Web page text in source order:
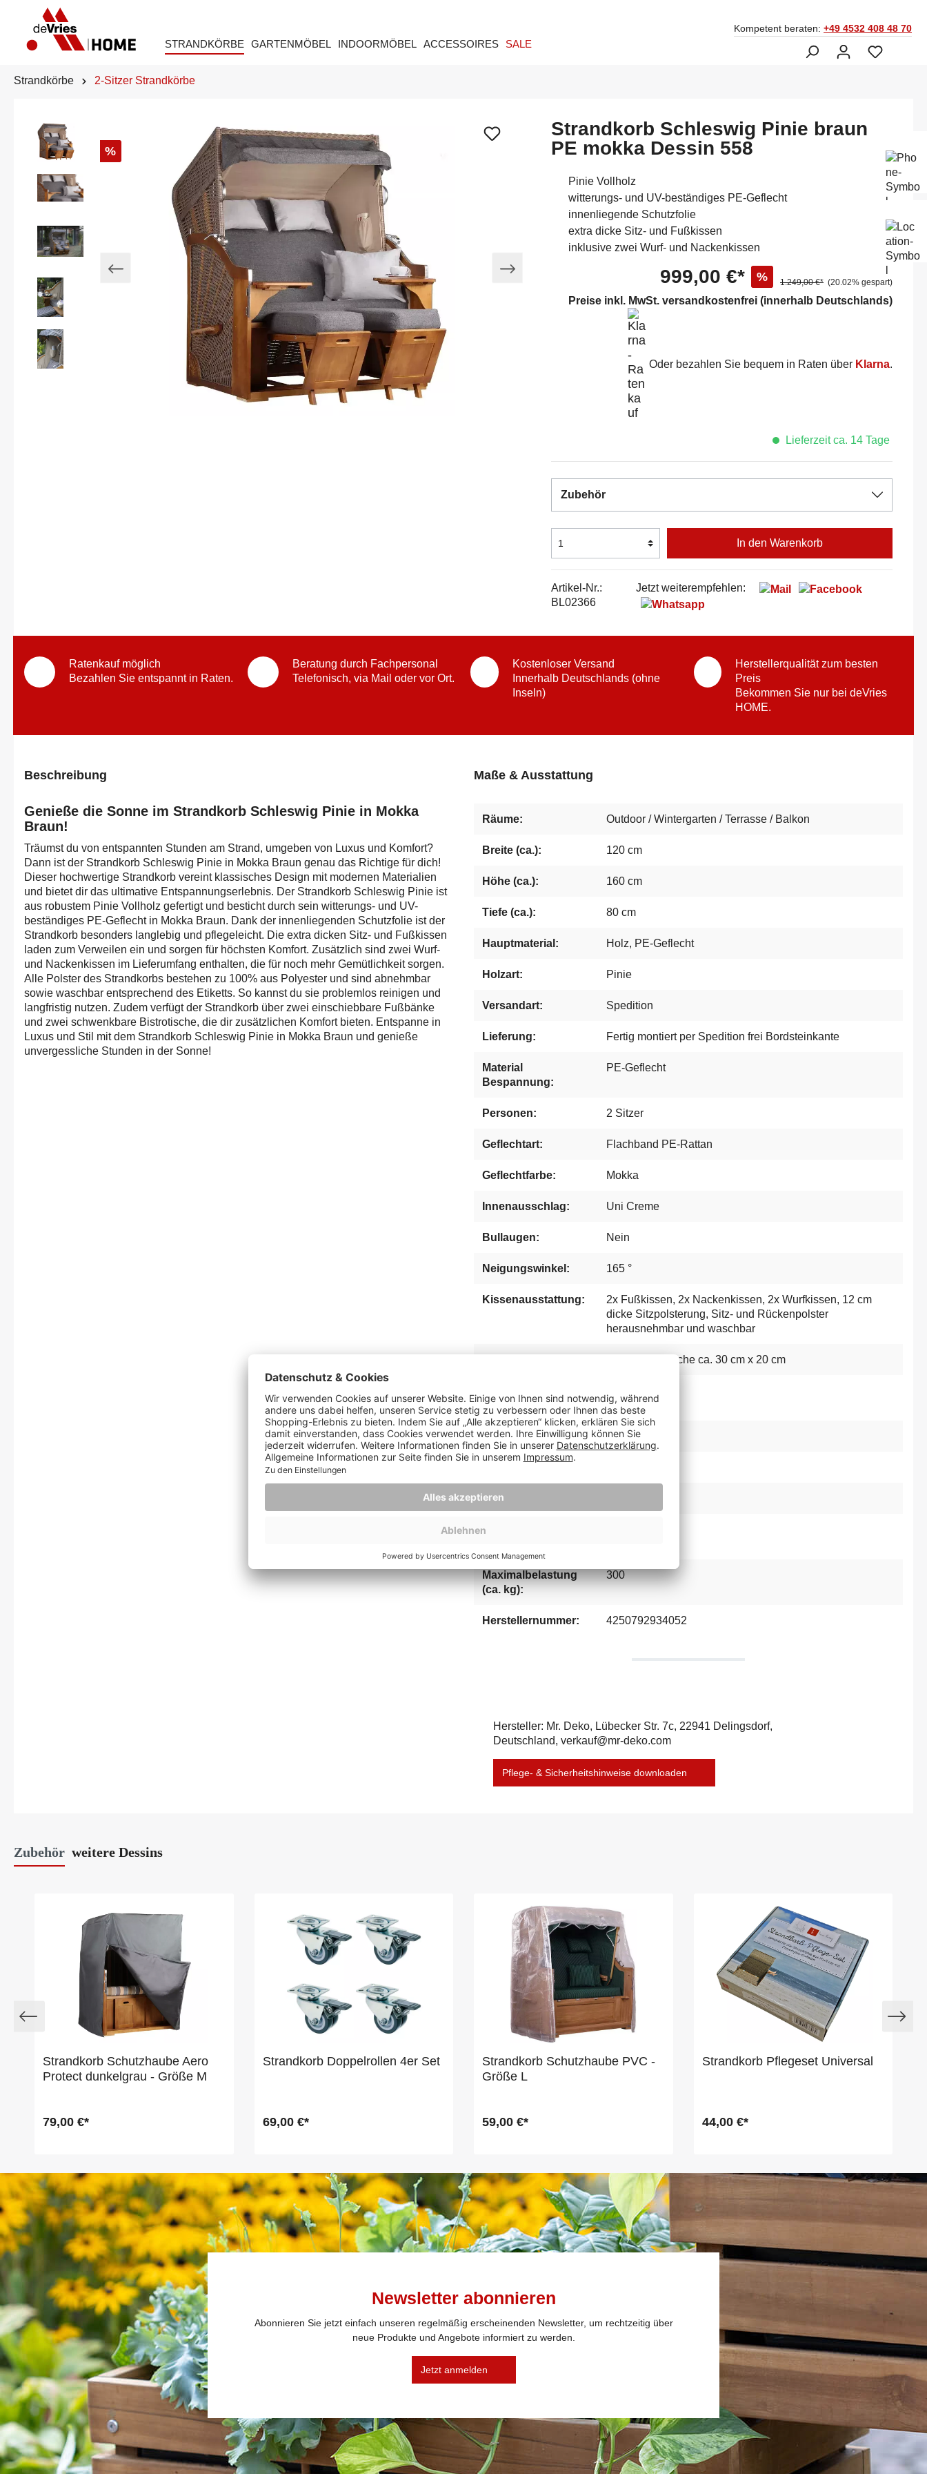
STRANDKÖRBE GARTENMÖBEL INDOORMÖBEL ACCESSOIRES SALE
Kompetent beraten: +49 4532 408 48 70
Strandkörbe 2-Sitzer Strandkörbe
%
Strandkorb Schleswig Pinie braun
PE mokka Dessin 558
Pinie Vollholz
witterungs- und UV-beständiges PE-Geflecht
innenliegende Schutzfolie
extra dicke Sitz- und Fußkissen
inklusive zwei Wurf- und Nackenkissen
999,00 €* % 1.249,00 €* (20.02% gespart)
Preise inkl. MwSt. versandkostenfrei (innerhalb Deutschlands)
Oder bezahlen Sie bequem in Raten über Klarna.
Lieferzeit ca. 14 Tage
Zubehör
In den Warenkorb
Artikel-Nr.:
BL02366
Jetzt weiterempfehlen:
Ratenkauf möglich
Bezahlen Sie entspannt in Raten.
Beratung durch Fachpersonal
Telefonisch, via Mail oder vor Ort.
Kostenloser Versand
Innerhalb Deutschlands (ohne
Inseln)
Herstellerqualität zum besten
Preis
Bekommen Sie nur bei deVries
HOME.
Beschreibung
Genieße die Sonne im Strandkorb Schleswig Pinie in Mokka
Braun!
Träumst du von entspannten Stunden am Strand, umgeben von Luxus und Komfort?
Dann ist der Strandkorb Schleswig Pinie in Mokka Braun genau das Richtige für dich!
Dieser hochwertige Strandkorb vereint klassisches Design mit modernen Materialien
und bietet dir das ultimative Entspannungserlebnis. Der Strandkorb Schleswig Pinie ist
aus robustem Pinie Vollholz gefertigt und besticht durch sein witterungs- und UV-
beständiges PE-Geflecht in Mokka Braun. Dank der innenliegenden Schutzfolie ist der
Strandkorb besonders langlebig und pflegeleicht. Die extra dicken Sitz- und Fußkissen
laden zum Verweilen ein und sorgen für höchsten Komfort. Zusätzlich sind zwei Wurf-
und Nackenkissen im Lieferumfang enthalten, die für noch mehr Gemütlichkeit sorgen.
Alle Polster des Strandkorbs bestehen zu 100% aus Polyester und sind abnehmbar
sowie waschbar entsprechend des Etiketts. So kannst du sie problemlos reinigen und
langfristig nutzen. Zudem verfügt der Strandkorb über zwei einschiebbare Fußbänke
und zwei schwenkbare Bistrotische, die dir zusätzlichen Komfort bieten. Entspanne in
Luxus und Stil mit dem Strandkorb Schleswig Pinie in Mokka Braun und genieße
unvergessliche Stunden in der Sonne!
Maße & Ausstattung
Räume: Outdoor / Wintergarten / Terrasse / Balkon
Breite (ca.): 120 cm
Höhe (ca.): 160 cm
Tiefe (ca.): 80 cm
Hauptmaterial: Holz, PE-Geflecht
Holzart: Pinie
Versandart: Spedition
Lieferung: Fertig montiert per Spedition frei Bordsteinkante
Material
Bespannung:
PE-Geflecht
Personen: 2 Sitzer
Geflechtart: Flachband PE-Rattan
Geflechtfarbe: Mokka
Innenausschlag: Uni Creme
Bullaugen: Nein
Neigungswinkel: 165 °
Kissenausstattung: 2x Fußkissen, 2x Nackenkissen, 2x Wurfkissen, 12 cm
dicke Sitzpolsterung, Sitz- und Rückenpolster
herausnehmbar und waschbar
2x Schwenktische ca. 30 cm x 20 cm
Sitzbank:
Fußstützen: Ausziehbar
Beschläge:
Innenmaß, Sitzbreite
Maximalbelastung
(ca. kg):
300
Herstellernummer: 4250792934052
Hersteller: Mr. Deko, Lübecker Str. 7c, 22941 Delingsdorf,
Deutschland, verkauf@mr-deko.com
Pflege- & Sicherheitshinweise downloaden
Zubehör weitere Dessins
Strandkorb Schutzhaube Aero
Protect dunkelgrau - Größe M
79,00 €*
Strandkorb Doppelrollen 4er Set
69,00 €*
Strandkorb Schutzhaube PVC -
Größe L
59,00 €*
Strandkorb Pflegeset Universal
44,00 €*
Newsletter abonnieren
Abonnieren Sie jetzt einfach unseren regelmäßig erscheinenden Newsletter, um rechtzeitig über
neue Produkte und Angebote informiert zu werden.
Jetzt anmelden